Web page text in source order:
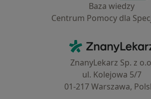
Baza wiedzy
Centrum Pomocy dla
ZnanyLekarz
ZnanyLekarz Sp. z
ul. Kolejowa 5/7
01-217 Warszawa,